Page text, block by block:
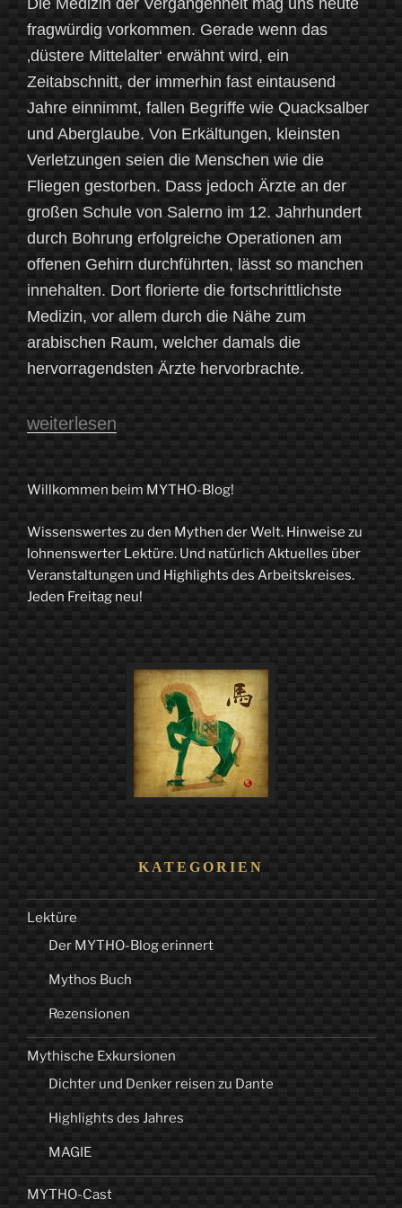
Die Medizin der Vergangenheit mag uns heute
fragwürdig vorkommen. Gerade wenn das
‚düstere Mittelalter‘ erwähnt wird, ein
Zeitabschnitt, der immerhin fast eintausend
Jahre einnimmt, fallen Begriffe wie Quacksalber
und Aberglaube. Von Erkältungen, kleinsten
Verletzungen seien die Menschen wie die
Fliegen gestorben. Dass jedoch Ärzte an der
großen Schule von Salerno im 12. Jahrhundert
durch Bohrung erfolgreiche Operationen am
offenen Gehirn durchführten, lässt so manchen
innehalten. Dort florierte die fortschrittlichste
Medizin, vor allem durch die Nähe zum
arabischen Raum, welcher damals die
hervorragendsten Ärzte hervorbrachte.
„Der
oder:
der
Magie
der
weiterlesen
Willkommen beim MYTHO-Blog!
Wissenswertes zu den Mythen der Welt. Hinweise zu
lohnenswerter Lektüre. Und natürlich Aktuelles über
Veranstaltungen und Highlights des Arbeitskreises.
Jeden Freitag neu!
KATEGORIEN
Lektüre
Der MYTHO-Blog erinnert
Mythos Buch
Rezensionen
Mythische Exkursionen
Dichter und Denker reisen zu Dante
Highlights des Jahres
MAGIE
MYTHO-Cast